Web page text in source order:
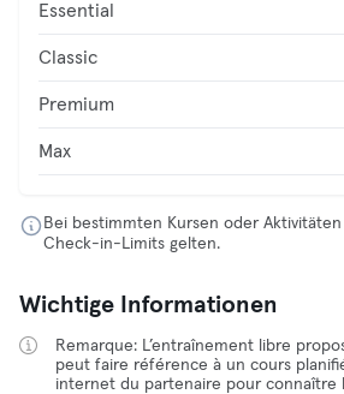
Essential
Classic
Premium
Max
Bei bestimmten Kursen oder
Check-in-Limits gelten.
Wichtige Informationen
Remarque: L’entraînement libre
peut faire référence à un cours
internet du partenaire pour connaître